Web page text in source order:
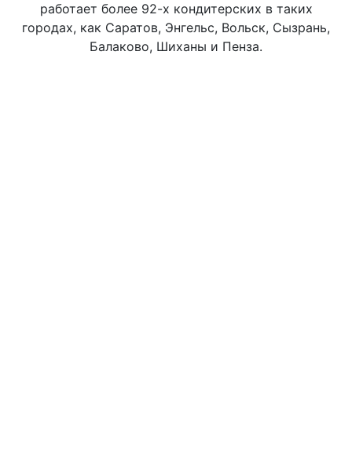
работает более 92-х кондитерских в таких
городах, как Саратов, Энгельс, Вольск, Сызрань,
Балаково, Шиханы и Пенза.